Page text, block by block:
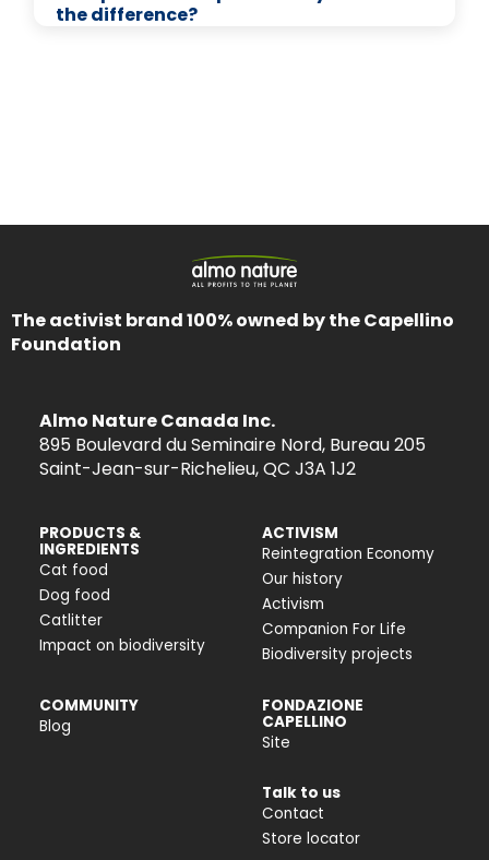
the difference?
The activist brand 100% owned by the Capellino
Foundation
Almo Nature Canada Inc.
895 Boulevard du Seminaire Nord, Bureau 205
Saint-Jean-sur-Richelieu, QC J3A 1J2
PRODUCTS &
INGREDIENTS
Cat food
Dog food
Catlitter
Impact on biodiversity
ACTIVISM
Reintegration Economy
Our history
Activism
Companion For Life
Biodiversity projects
COMMUNITY
Blog
FONDAZIONE
CAPELLINO
Site
Talk to us
Contact
Store locator